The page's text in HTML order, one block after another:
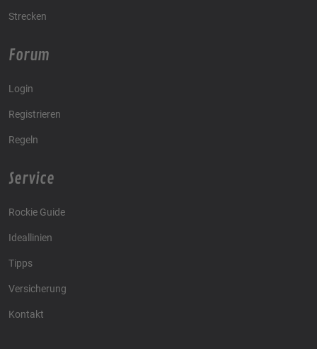
Strecken
Forum
Login
Registrieren
Regeln
Service
Rockie Guide
Ideallinien
Tipps
Versicherung
Kontakt